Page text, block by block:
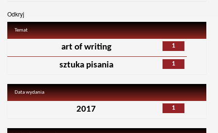
Odkryj
Temat
1
art of writing
1
sztuka pisania
Data wydania
1
2017